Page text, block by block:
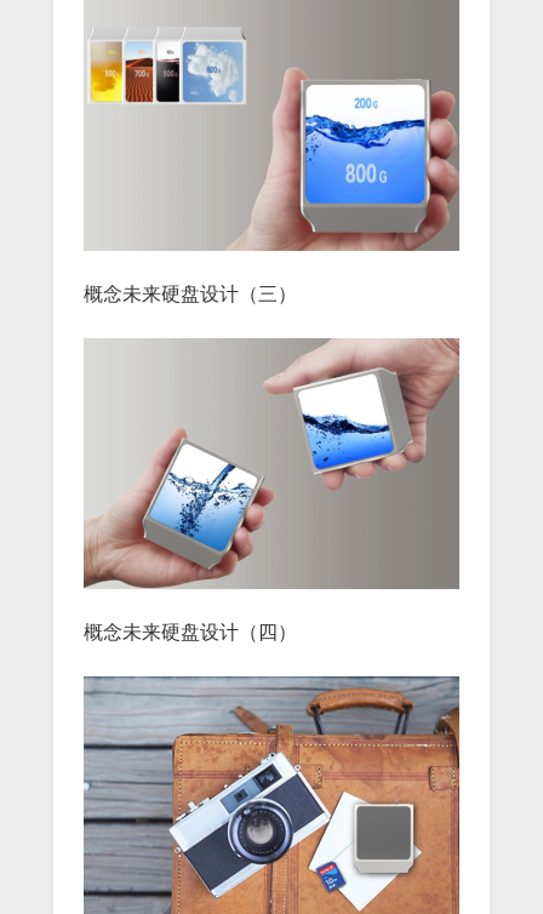
概念未来硬盘设计（三）
概念未来硬盘设计（四）